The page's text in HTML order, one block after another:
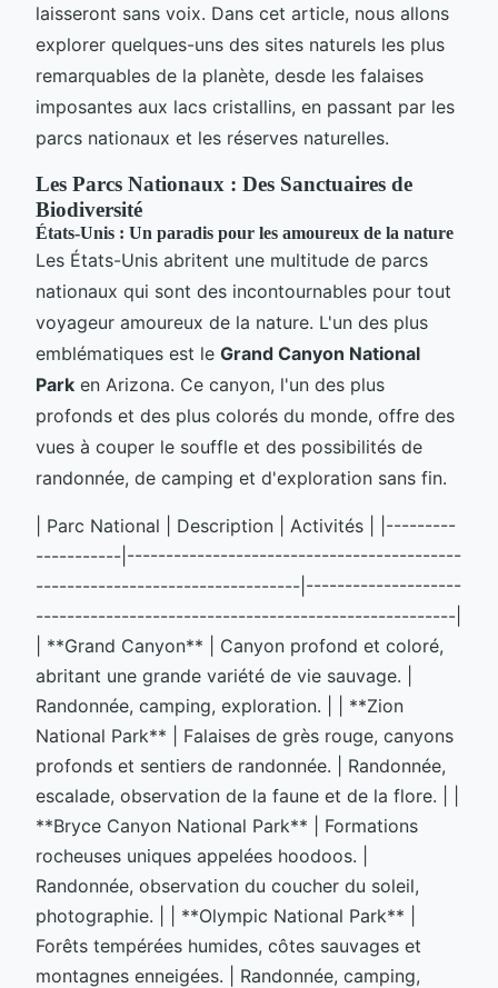
laisseront sans voix. Dans cet article, nous allons
explorer quelques-uns des sites naturels les plus
remarquables de la planète, desde les falaises
imposantes aux lacs cristallins, en passant par les
parcs nationaux et les réserves naturelles.
Les Parcs Nationaux : Des Sanctuaires de
Biodiversité
États-Unis : Un paradis pour les amoureux de la nature
Les États-Unis abritent une multitude de parcs
nationaux qui sont des incontournables pour tout
voyageur amoureux de la nature. L'un des plus
emblématiques est le Grand Canyon National
Park en Arizona. Ce canyon, l'un des plus
profonds et des plus colorés du monde, offre des
vues à couper le souffle et des possibilités de
randonnée, de camping et d'exploration sans fin.
| Parc National | Description | Activités | |---------
-----------|-------------------------------------------
----------------------------------|--------------------
------------------------------------------------------|
| **Grand Canyon** | Canyon profond et coloré,
abritant une grande variété de vie sauvage. |
Randonnée, camping, exploration. | | **Zion
National Park** | Falaises de grès rouge, canyons
profonds et sentiers de randonnée. | Randonnée,
escalade, observation de la faune et de la flore. | |
**Bryce Canyon National Park** | Formations
rocheuses uniques appelées hoodoos. |
Randonnée, observation du coucher du soleil,
photographie. | | **Olympic National Park** |
Forêts tempérées humides, côtes sauvages et
montagnes enneigées. | Randonnée, camping,